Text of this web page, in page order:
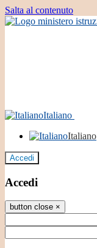
Salta al contenuto
Italiano
Italiano
Accedi
Accedi
button close ×